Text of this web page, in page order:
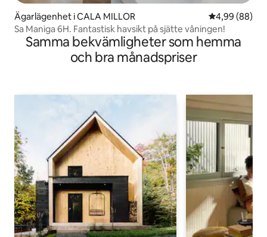
Ägarlägenhet i CALA MILLOR 4,99 av 5 i
4,99 (88)
Sa Maniga 6H. Fantastisk havsikt på sjätte våningen!
Samma bekvämligheter som hemma
och bra månadspriser